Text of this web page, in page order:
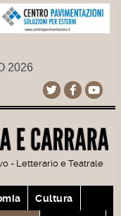
2026
- Letterario e Teatrale
Cultura